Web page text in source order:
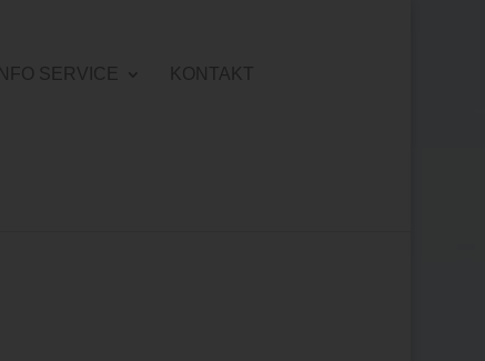
INFO SERVICE KONTAKT